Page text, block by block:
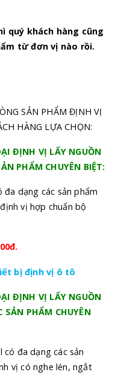
quý khách hàng cũng
từ đơn vị nào rồi.
SẢN PHẨM ĐỊNH VỊ
HÀNG LỰA CHỌN:
ĐỊNH VỊ LẤY NGUỒN
PHẨM CHUYÊN BIỆT:
dạng các sản phẩm
vị hợp chuẩn bộ
bị định vị ô tô
ĐỊNH VỊ LẤY NGUỒN
SẢN PHẨM CHUYÊN
có đa dạng các sản
vị có nghe lén, ngắt